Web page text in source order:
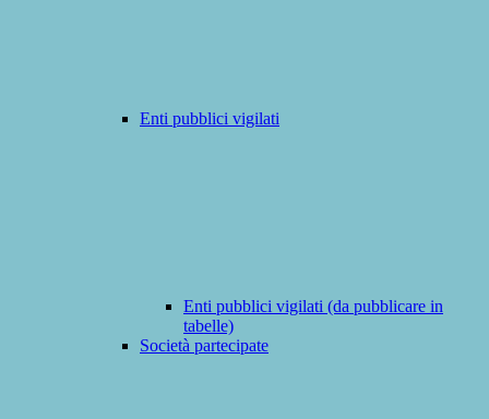
Enti pubblici vigilati
Enti pubblici vigilati (da pubblicare in
tabelle)
Società partecipate